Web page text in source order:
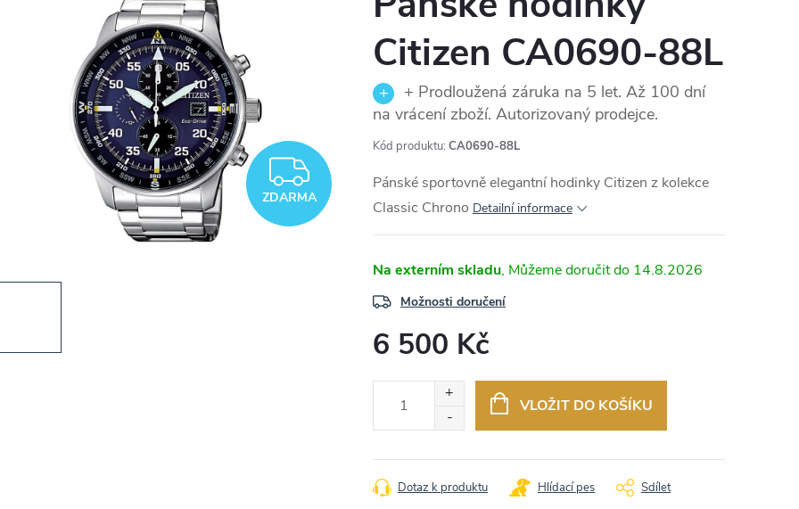
ZDARMA
ZDARMA
Citizen CA0690-88L
+ Prodloužená záruka na 5 let. Až 100 dní
na vrácení zboží. Autorizovaný prodejce.
Kód produktu: CA0690-88L
Pánské sportovně elegantní hodinky Citizen z kolekce
Classic Chrono Detailní informace
Na externím skladu 14.8.2026
Možnosti doručení
6 500 Kč
VLOŽIT DO KOŠÍKU
Dotaz k produktu Hlídací pes Sdílet